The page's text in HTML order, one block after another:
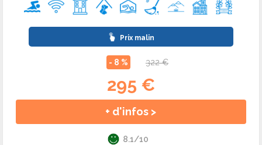
Prix malin
- 8 % 322 €
295 €
+ d'infos >
8.1/10